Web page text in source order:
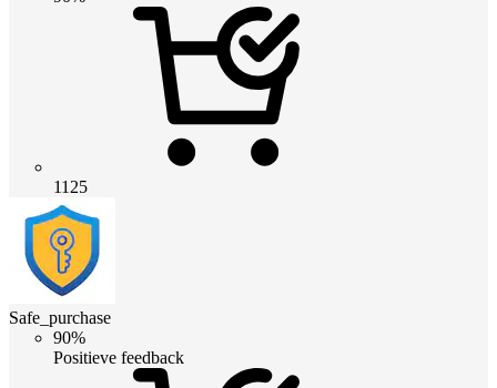
1125
Safe_purchase
90%
Positieve feedback